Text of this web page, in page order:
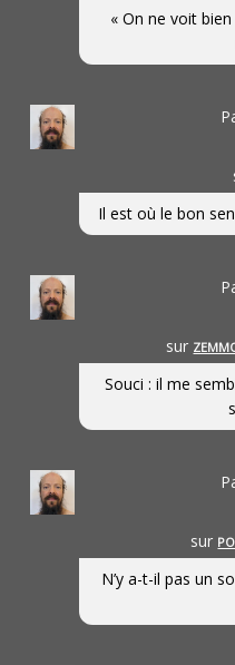
« On ne voit
Il est où le bon
sur
Souci : il me
sur
N’y a-t-il pas un